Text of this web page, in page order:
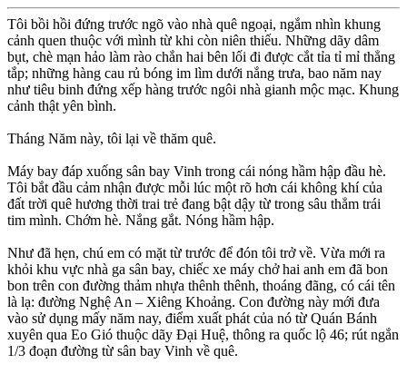
Tôi bồi hồi đứng trước ngõ vào nhà quê ngoại, ngắm nhìn khung
cảnh quen thuộc với mình từ khi còn niên thiếu. Những dãy dâm
bụt, chè mạn hảo làm rào chắn hai bên lối đi được cắt tỉa tỉ mỉ thẳng
tắp; những hàng cau rủ bóng im lìm dưới nắng trưa, bao năm nay
như tiêu binh đứng xếp hàng trước ngôi nhà gianh mộc mạc. Khung
cảnh thật yên bình.
Tháng Năm này, tôi lại về thăm quê.
Máy bay đáp xuống sân bay Vinh trong cái nóng hầm hập đầu hè.
Tôi bắt đầu cảm nhận được mỗi lúc một rõ hơn cái không khí của
đất trời quê hương thời trai trẻ đang bật dậy từ trong sâu thẳm trái
tim mình. Chớm hè. Nắng gắt. Nóng hầm hập.
Như đã hẹn, chú em có mặt từ trước để đón tôi trở về. Vừa mới ra
khỏi khu vực nhà ga sân bay, chiếc xe máy chở hai anh em đã bon
bon trên con đường thảm nhựa thênh thênh, thoáng đãng, có cái tên
là lạ: đường Nghệ An – Xiêng Khoảng. Con đường này mới đưa
vào sử dụng mấy năm nay, điểm xuất phát của nó từ Quán Bánh
xuyên qua Eo Gió thuộc dãy Đại Huệ, thông ra quốc lộ 46; rút ngắn
1/3 đoạn đường từ sân bay Vinh về quê.